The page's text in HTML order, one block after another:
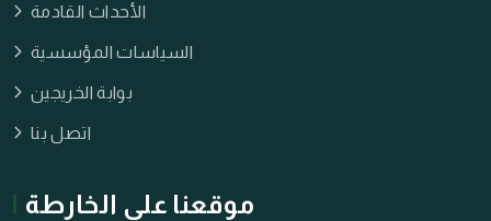
الأحداث القادمة
السياسات المؤسسية
بوابة الخريجين
اتصل بنا
موقعنا على الخارطة